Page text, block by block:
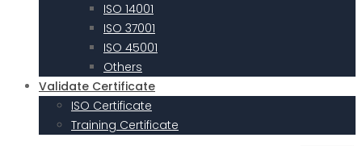
ISO 14001
ISO 37001
ISO 45001
Others
Validate Certificate
ISO Certificate
Training Certificate